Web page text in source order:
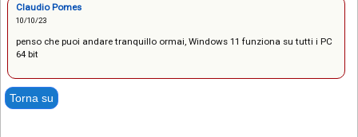
Claudio Pomes
10/10/23
penso che puoi andare tranquillo ormai, Windows 11 funziona su tutti i PC
64 bit
Torna su